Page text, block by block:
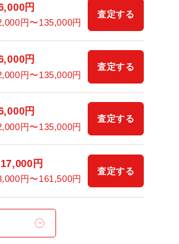
円
円〜135,000円
査定する
円
円〜135,000円
査定する
円
円〜135,000円
査定する
円
円〜161,500円
査定する